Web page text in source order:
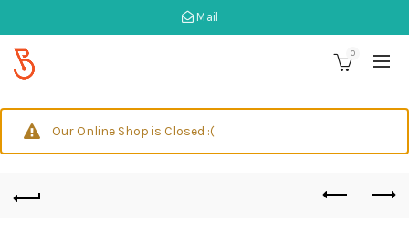
Mail
0
Our Online Shop is Closed :(